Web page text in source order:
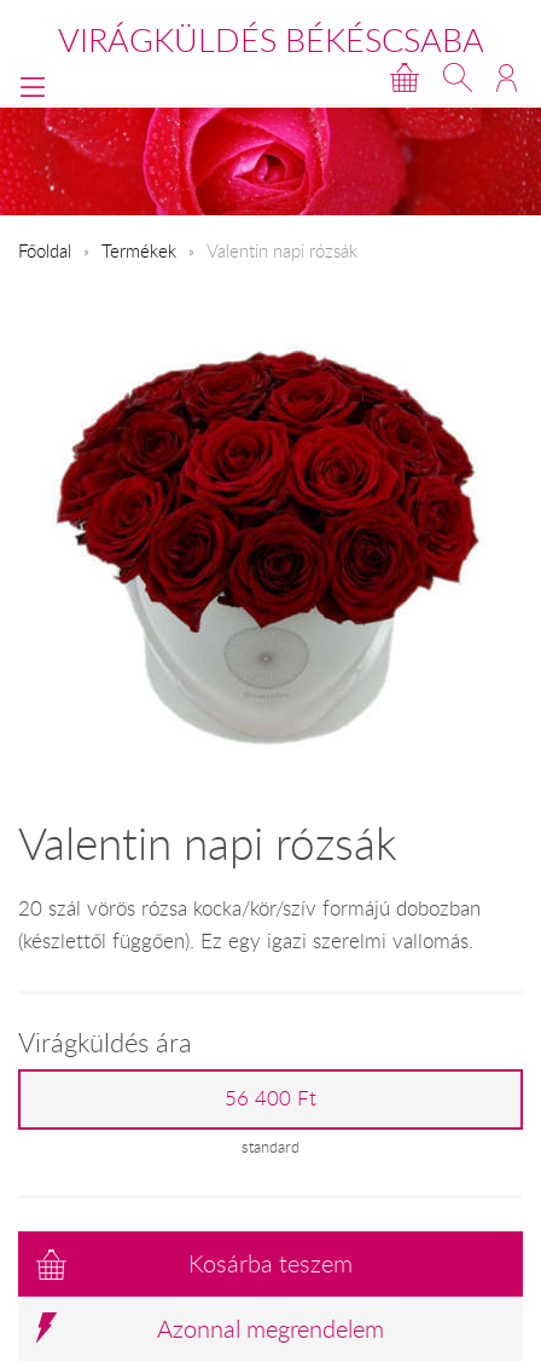
VIRÁGKÜLDÉS BÉKÉSCSABA
Főoldal Termékek Valentin napi rózsák
Valentin napi rózsák
20 szál vörös rózsa kocka/kör/szív formájú dobozban
(készlettől függően). Ez egy igazi szerelmi vallomás.
Virágküldés ára
56 400 Ft
standard
Kosárba teszem
Azonnal megrendelem